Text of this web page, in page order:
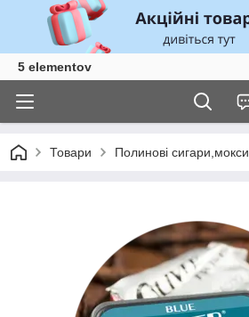
5 elementov
Товари Полинові сигари,мокси